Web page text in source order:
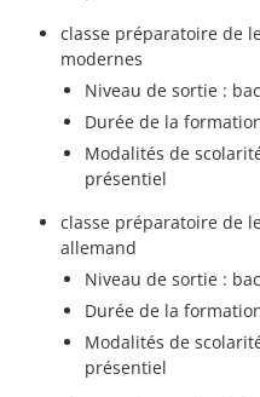
classe préparatoire de
modernes
Niveau de sortie :
Durée de la
Modalités de
présentiel
classe préparatoire de
allemand
Niveau de sortie :
Durée de la
Modalités de
présentiel